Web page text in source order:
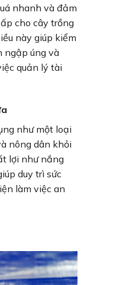
nhanh và đảm
cho cây trồng
này giúp kiểm
ngập úng và
quản lý tài
như một loại
nông dân khỏi
lợi như nắng
duy trì sức
làm việc an